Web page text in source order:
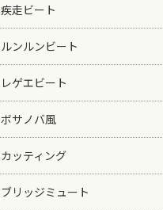
疾走ビート
ルンルンビート
レゲエビート
ボサノバ風
カッティング
ブリッジミュート